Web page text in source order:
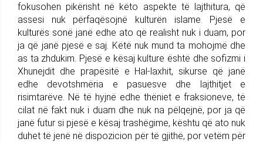
fokusohen pikërisht në këto aspekte të lajthitura, që
assesi nuk përfaqësojnë kulturën islame. Pjesë e
kulturës sonë janë edhe ato që realisht nuk i duam, por
ja që janë pjesë e saj. Këtë nuk mund ta mohojmë dhe
as ta zhdukim. Pjesë e kësaj kulture është dhe sofizmi i
Xhunejdit dhe prapësitë e Hal-laxhit, sikurse që janë
edhe devotshmëria e pasuesve dhe lajthitjet e
risimtarëve. Në të hyjnë edhe thëniet e fraksioneve, të
cilat në fakt nuk i duam dhe nuk na pëlqejnë, por ja që
janë futur si pjesë e kësaj trashëgime, kështu që ato nuk
duhet të jenë në dispozicion për të gjithë, por vetëm për